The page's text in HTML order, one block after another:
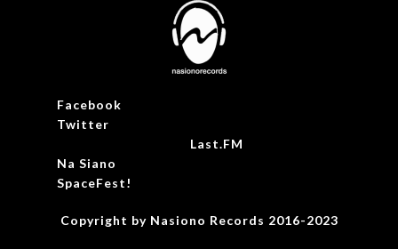
Facebook
Twitter
Last.FM
Na Siano
SpaceFest!
Copyright by Nasiono Records 2016-2023